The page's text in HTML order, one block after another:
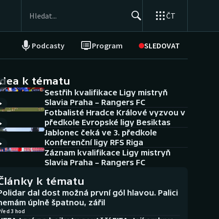
ČT
Podcasty Program SLEDOVAT
NEPŘEHLÉDNĚTE
Historické návraty
Aplikace ČT sport
AZ kvíz
k tématu
Sestřih kvalifikace Ligy mistryň
Slavia Praha – Rangers FC
Fotbalisté Hradce Králové vyzvou v
předkole Evropské ligy Besiktas
Jablonec čeká ve 3. předkole
Konferenční ligy RFS Riga
Záznam kvalifikace Ligy mistryň
Slavia Praha – Rangers FC
k tématu
dal dost možná první gól hlavou. Palici
úplně špatnou, zářil
3 hod